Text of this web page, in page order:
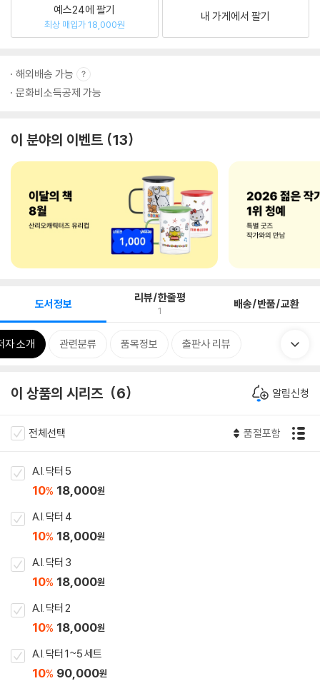
예스24에 팔기
최상 매입가 18,000원
내 가게에서 팔기
해외배송 가능
문화비소득공제 가능
이 분야의 이벤트 13
도서정보 리뷰/한줄평
1 배송/반품/교환
자 소개 관련분류 품목정보 출판사 리뷰
이 상품의 시리즈 6 알림신청
전체선택 품절포함
A.I. 닥터 5
10% 18,000원
A.I. 닥터 4
10% 18,000원
A.I. 닥터 3
10% 18,000원
A.I. 닥터 2
10% 18,000원
A.I. 닥터 1~5 세트
10% 90,000원